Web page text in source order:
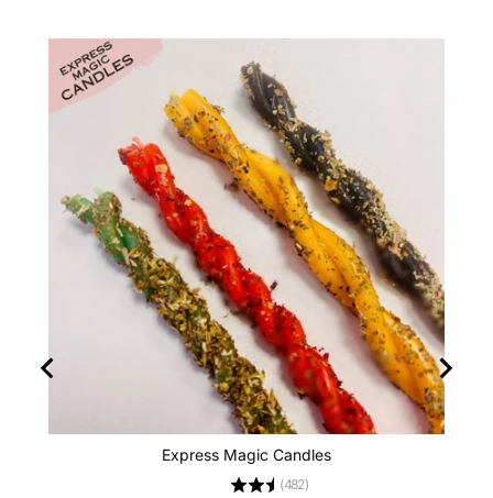
Express Magic Candles
(482)